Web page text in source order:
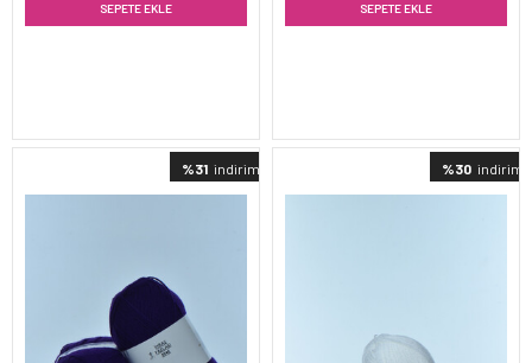
SEPETE EKLE SEPETE EKLE
%31 indirimli %30 indirimli